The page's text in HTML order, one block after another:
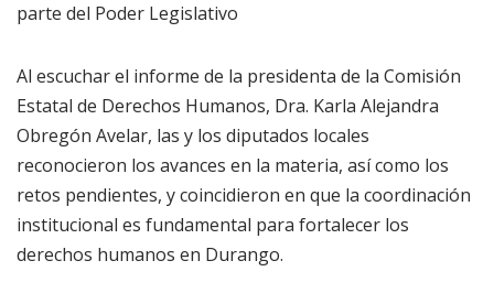
parte del Poder Legislativo
Al escuchar el informe de la presidenta de la Comisión
Estatal de Derechos Humanos, Dra. Karla Alejandra
Obregón Avelar, las y los diputados locales
reconocieron los avances en la materia, así como los
retos pendientes, y coincidieron en que la coordinación
institucional es fundamental para fortalecer los
derechos humanos en Durango.